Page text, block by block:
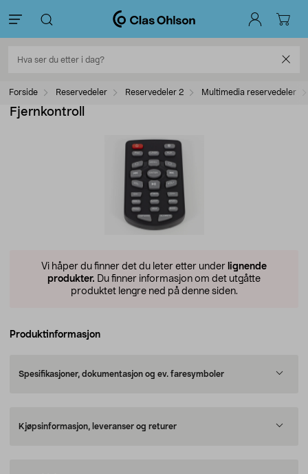
Forside Reservedeler Reservedeler 2 Multimedia reservedeler
Fjernkontroll
Vi håper du finner det du leter etter under lignende
produkter. Du finner informasjon om det utgåtte
produktet lengre ned på denne siden.
Produktinformasjon
Spesifikasjoner, dokumentasjon og ev. faresymboler
Kjøpsinformasjon, leveranser og returer